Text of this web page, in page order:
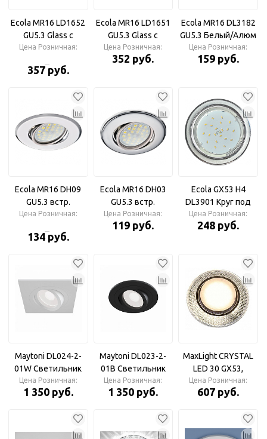
Ecola MR16 LD1652
GU5.3 Glass с
подсветкой 8-
Хром Ecola MR16
подсветкой 8-
угольник с
прямыми гранями
Хром / Хром 25x90
Цена Розничная:
357 руб.
Ecola MR16 LD1651
GU5.3 Glass с
подсветкой
Матовый/Хром
Цена Розничная:
352 руб.
Ecola MR16 DL3182
GU5.3 Белый/Алюм
Рифленые
Реснички по кругу
Цена Розничная:
159 руб.
Ecola MR16 DH09
GU5.3 встр.
поворотный
Светильник
Цена Розничная:
134 руб.
Ecola MR16 DH03
GU5.3 встр.
поворотный
выпуклый Хром
Цена Розничная:
119 руб.
Ecola GX53 H4
DL3901 Круг под
стеклом Белый
блеск/хром
Цена Розничная:
248 руб.
Maytoni DL024-2-
01W Светильник
встраиваемый
Цена Розничная:
1 350 руб.
Maytoni DL023-2-
01B Светильник
встраиваемый
Цена Розничная:
1 350 руб.
MaxLight CRYSTAL
LED 30 GX53,
Светильник
диодный
Цена Розничная:
607 руб.